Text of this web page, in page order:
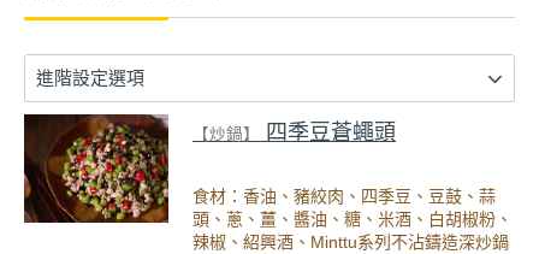
進階設定選項
【炒鍋】 四季豆蒼蠅頭
食材：香油、豬絞肉、四季豆、豆鼓、蒜
頭、蔥、薑、醬油、糖、米酒、白胡椒粉、
辣椒、紹興酒、Minttu系列不沾鑄造深炒鍋